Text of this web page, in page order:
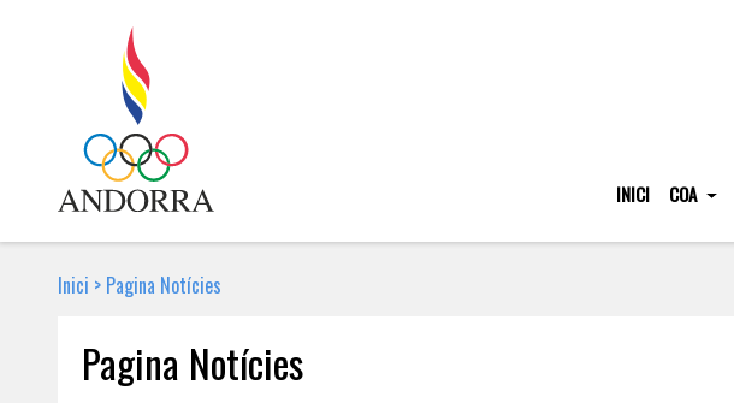
INICI COA
Inici > Pagina Notícies
Pagina Notícies